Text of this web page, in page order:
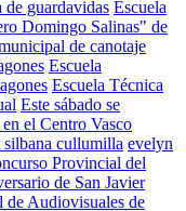
de guardavidas Escuela
Domingo Salinas" de
de canotaje
Escuela
Escuela Técnica
Este sábado se
el Centro Vasco
cullumilla evelyn
Provincial del
de San Javier
de Audiovisuales de